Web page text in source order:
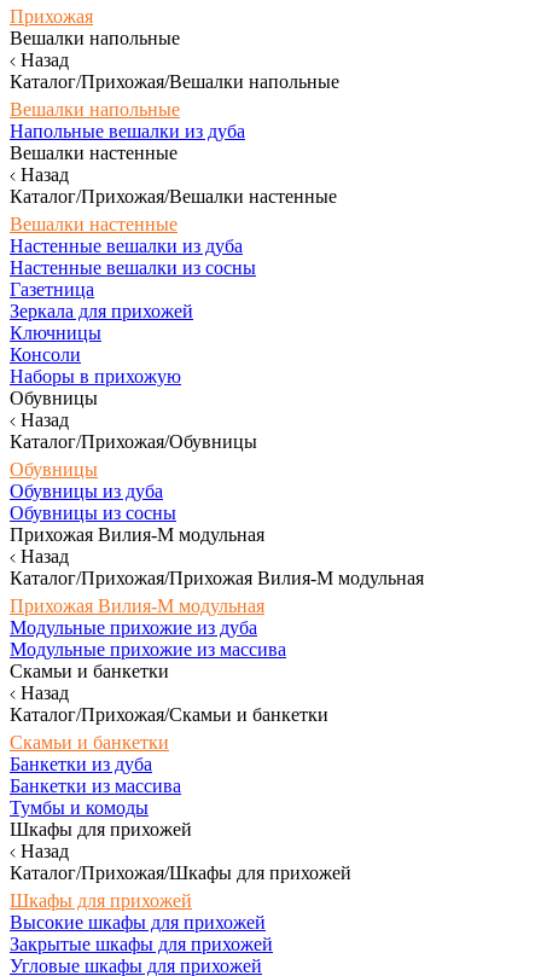
Прихожая
Вешалки напольные
Назад
Каталог/Прихожая/Вешалки напольные
Вешалки напольные
Напольные вешалки из дуба
Вешалки настенные
Назад
Каталог/Прихожая/Вешалки настенные
Вешалки настенные
Настенные вешалки из дуба
Настенные вешалки из сосны
Газетница
Зеркала для прихожей
Ключницы
Консоли
Наборы в прихожую
Обувницы
Назад
Каталог/Прихожая/Обувницы
Обувницы
Обувницы из дуба
Обувницы из сосны
Прихожая Вилия-М модульная
Назад
Каталог/Прихожая/Прихожая Вилия-М модульная
Прихожая Вилия-М модульная
Модульные прихожие из дуба
Модульные прихожие из массива
Скамьи и банкетки
Назад
Каталог/Прихожая/Скамьи и банкетки
Скамьи и банкетки
Банкетки из дуба
Банкетки из массива
Тумбы и комоды
Шкафы для прихожей
Назад
Каталог/Прихожая/Шкафы для прихожей
Шкафы для прихожей
Высокие шкафы для прихожей
Закрытые шкафы для прихожей
Угловые шкафы для прихожей